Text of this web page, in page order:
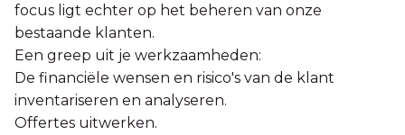
focus ligt echter op het beheren van onze
bestaande klanten.
Een greep uit je werkzaamheden:
De financiële wensen en risico's van de klant
inventariseren en analyseren.
Offertes uitwerken.